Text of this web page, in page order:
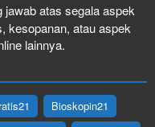
jawab atas segala aspek
kesopanan, atau aspek
lainnya.
Bioskopin21